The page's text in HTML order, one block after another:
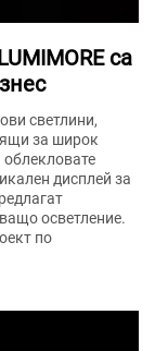
са
светлини,
за широк
дисплей за
осветление.
по